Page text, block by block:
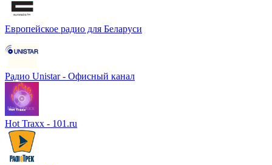
Европейское радио для Беларуси
Радио Unistar - Офисный канал
Hot Traxx - 101.ru